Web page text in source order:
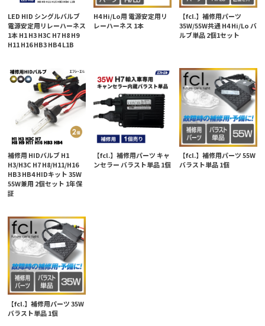
LED HID シングルバルブ
電源安定用リレーハーネス
1本 H1 H3 H3C H7 H8 H9
H11 H16 HB3 HB4 L1B
H4 Hi/Lo用 電源安定用リ
レーハーネス 1本
【fcl.】補修用パーツ
35W/55W共通 H4 Hi/Lo バ
ルブ単品 2個1セット
補修用 HIDバルブ H1
H3/H3C H7 H8/H11/H16
HB3 HB4 HIDキット 35W
55W兼用 2個セット 1年保
証
【fcl.】補修用パーツ キャ
ンセラー バラスト単品 1個
【fcl.】補修用パーツ 55W
バラスト単品 1個
【fcl.】補修用パーツ 35W
バラスト単品 1個